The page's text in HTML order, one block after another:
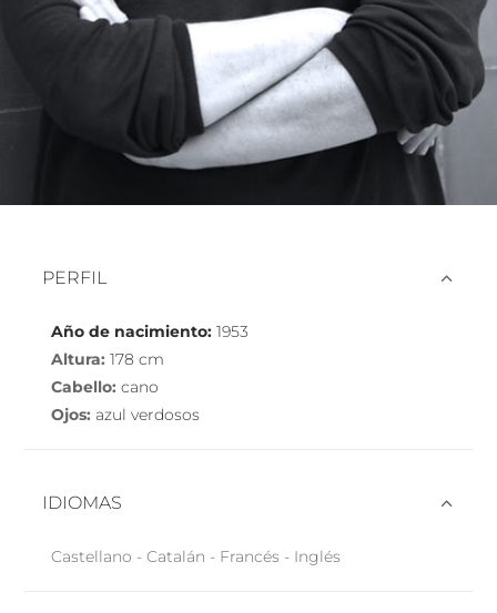
PERFIL
Año de nacimiento: 1953
Altura: 178 cm
Cabello: cano
Ojos: azul verdosos
IDIOMAS
Castellano - Catalán - Francés - Inglés